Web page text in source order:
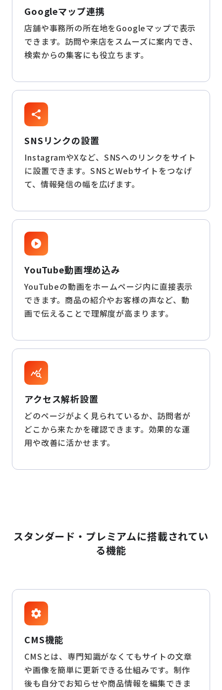
Googleマップ連携
店舗や事務所の所在地をGoogleマップで表示
できます。訪問や来店をスムーズに案内でき、
検索からの集客にも役立ちます。
share
SNSリンクの設置
InstagramやXなど、SNSへのリンクをサイト
に設置できます。SNSとWebサイトをつなげ
て、情報発信の幅を広げます。
play_circle
YouTube動画埋め込み
YouTubeの動画をホームページ内に直接表示
できます。商品の紹介やお客様の声など、動
画で伝えることで理解度が高まります。
query_stats
アクセス解析設置
どのページがよく見られているか、訪問者が
どこから来たかを確認できます。効果的な運
用や改善に活かせます。
スタンダード・プレミアムに搭載されてい
る機能
settings
CMS機能
CMSとは、専門知識がなくてもサイトの文章
や画像を簡単に更新できる仕組みです。制作
後も自分でお知らせや商品情報を編集できま